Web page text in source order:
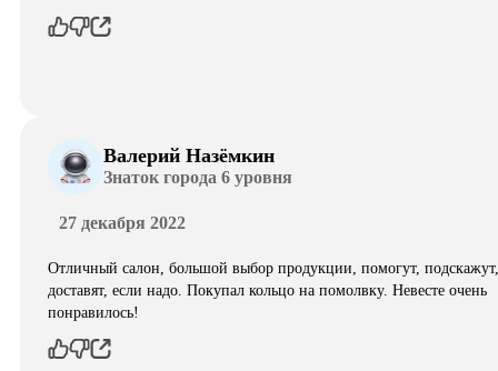
Валерий Назёмкин
Знаток города 6 уровня
27 декабря 2022
Отличный салон, большой выбор продукции, помогут, подскажут,
доставят, если надо. Покупал кольцо на помолвку. Невесте очень
понравилось!